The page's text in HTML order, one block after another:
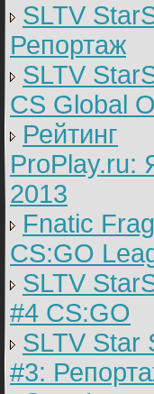
SLTV
Репортаж
SLTV
CS Global
Рейтинг
ProPlay.ru:
2013
Fnatic
CS:GO
SLTV
#4 CS:GO
SLTV Star
#3: